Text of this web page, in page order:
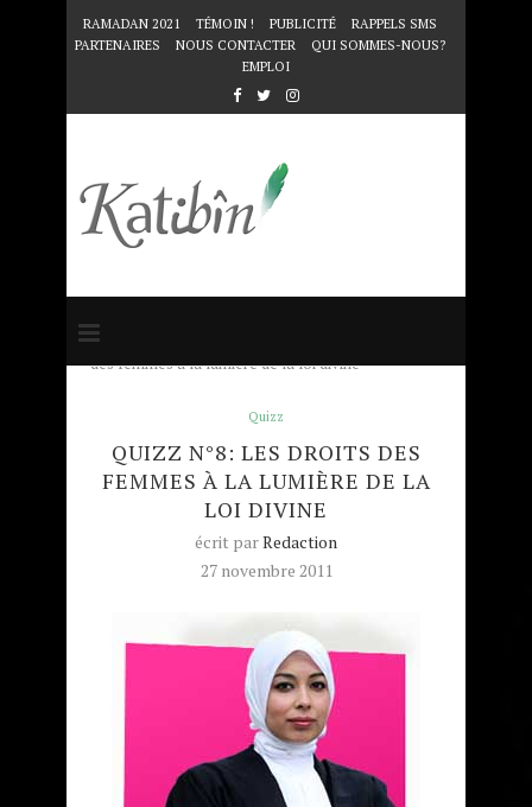
RAMADAN 2021 TÉMOIN ! PUBLICITÉ
RAPPELS SMS
PARTENAIRES
NOUS CONTACTER
QUI SOMMES-NOUS?
EMPLOI
Accueil
des femmes à la lumière de la loi divine
Quizz
QUIZZ N°8: LES DROITS DES
FEMMES À LA LUMIÈRE DE LA
LOI DIVINE
écrit parRedaction
27 novembre 2011